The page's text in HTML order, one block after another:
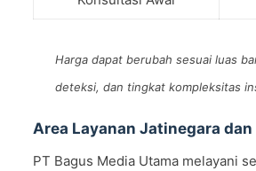
Harga dapat berubah sesuai luas
deteksi, dan tingkat kompleksitas
Area Layanan Jatinegara
PT Bagus Media Utama melayani